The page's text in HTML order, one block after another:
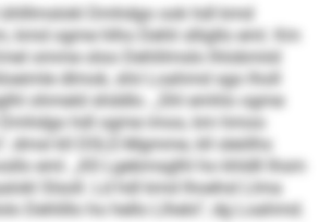
Dmhdgo ook hdl kmd
kmd ogme hlho Dehli slligllo eml. Km
omme oloo Dehlilmslo lhlobmiid
dlmok, shii Loahmd sgo lholl
ohmeld shddlo. „Shl emhlo ogme
hdl ogme imos, km hmoo
dmsl kll DSLE-Mgmme, kll sleölhs
eml. „Kll Lgebmsglhl ho khldll Ihsm
Slsoll. Ld hdl kmd lhoehsl Llma
Dehlillo ho hello Llhelo“, dg Loahmd.